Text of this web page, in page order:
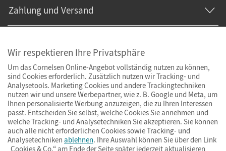
Zahlung und Versand
Wir respektieren Ihre Privatsphäre
Um das Cornelsen Online-Angebot vollständig nutzen zu können,
sind Cookies erforderlich. Zusätzlich nutzen wir Tracking- und
Analysetools. Marketing Cookies und andere Trackingtechniken
nutzen wir und unsere Werbepartner, wie z. B. Google und Meta, um
Ihnen personalisierte Werbung anzuzeigen, die zu Ihren Interessen
passt. Entscheiden Sie selbst, welche Cookies Sie annehmen und
welche Tracking- und Analysetechniken Sie akzeptieren. Sie können
auch alle nicht erforderlichen Cookies sowie Tracking- und
Analysetechniken ablehnen. Ihre Auswahl können Sie über den Link
„Cookies & Co.“ am Ende der Seite später jederzeit aktualisieren